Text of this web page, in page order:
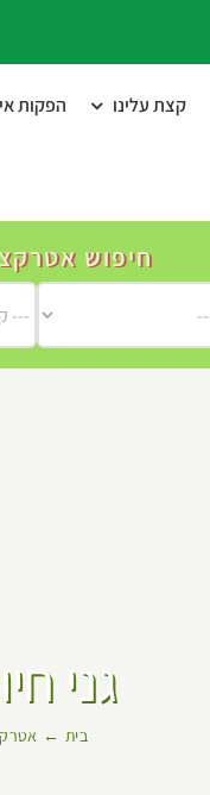
קצת עלינו הפקות
חיפוש
גני
בית